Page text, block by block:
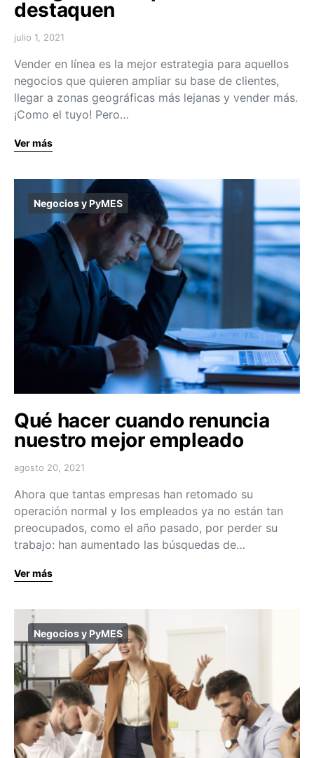
destaquen
julio 1, 2021
Vender en línea es la mejor estrategia para aquellos
negocios que quieren ampliar su base de clientes,
llegar a zonas geográficas más lejanas y vender más.
¡Como el tuyo! Pero…
Ver más
Negocios y PyMES
Qué hacer cuando renuncia
nuestro mejor empleado
agosto 20, 2021
Ahora que tantas empresas han retomado su
operación normal y los empleados ya no están tan
preocupados, como el año pasado, por perder su
trabajo: han aumentado las búsquedas de…
Ver más
Negocios y PyMES